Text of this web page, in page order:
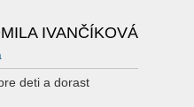
IVANČÍKOVÁ
deti a dorast